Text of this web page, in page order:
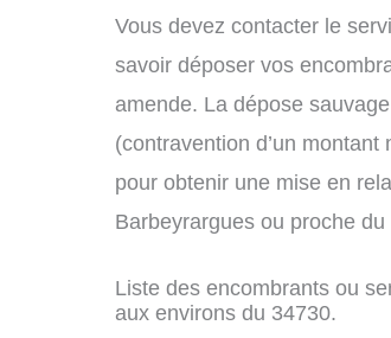
Vous devez contacter le
savoir déposer vos
amende. La dépose
(contravention d’un
pour obtenir une mise en
Barbeyrargues ou proche du
Liste des encombrants ou
aux environs du 34730.